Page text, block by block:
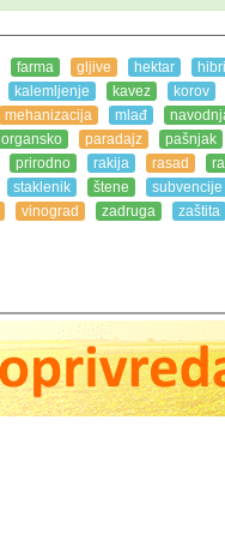
farma gljive hektar
kalemljenje kavez korov
mehanizacija mlađ
organsko paradajz pašnjak
prirodno rakija rasad
staklenik štene subvencije
vinograd zadruga zaštita